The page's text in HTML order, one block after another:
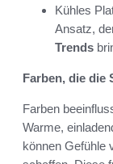
Kühles
Ansatz,
Trends
Farben, die die
Farben
Warme,
können Gefühle